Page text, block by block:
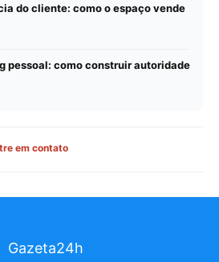
do cliente: como o espaço vende
pessoal: como construir autoridade
em contato